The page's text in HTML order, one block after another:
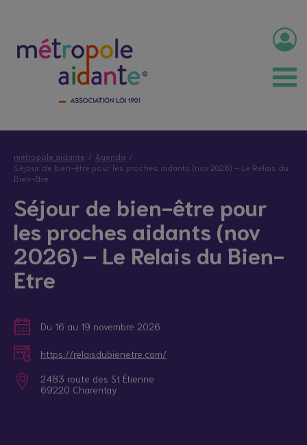
métropole aidante
Agenda
Séjour de bien-être pour les proches aidants (nov 2026) – Le Relais du
Bien-Etre
Séjour de bien-être pour
les proches aidants (nov
2026) – Le Relais du Bien-
Etre
Du 16 au 19 novembre 2026
https://relaisdubienetre.com/
2483 route des St Étienne
69220 Charentay